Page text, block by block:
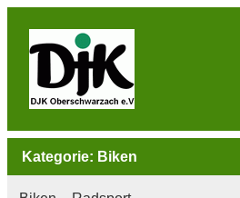
Skip
BEWEGEN! … Sport &
Kategorie: Biken